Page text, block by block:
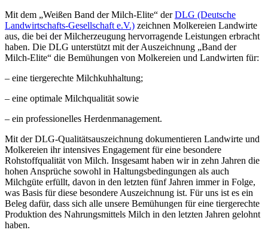
Mit dem „Weißen Band der Milch-Elite“ derDLG (Deutsche
Landwirtschafts-Gesellschaft e.V.) zeichnen Molkereien Landwirte
aus, die bei der Milcherzeugung hervorragende Leistungen erbracht
haben. Die DLG unterstützt mit der Auszeichnung „Band der
Milch-Elite“ die Bemühungen von Molkereien und Landwirten für:
– eine tiergerechte Milchkuhhaltung;
– eine optimale Milchqualität sowie
– ein professionelles Herdenmanagement.
Mit der DLG-Qualitätsauszeichnung dokumentieren Landwirte und
Molkereien ihr intensives Engagement für eine besondere
Rohstoffqualität von Milch. Insgesamt haben wir in zehn Jahren die
hohen Ansprüche sowohl in Haltungsbedingungen als auch
Milchgüte erfüllt, davon in den letzten fünf Jahren immer in Folge,
was Basis für diese besondere Auszeichnung ist. Für uns ist es ein
Beleg dafür, dass sich alle unsere Bemühungen für eine tiergerechte
Produktion des Nahrungsmittels Milch in den letzten Jahren gelohnt
haben.